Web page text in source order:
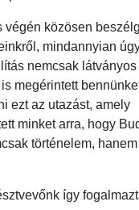
végén közösen
mindannyian
nemcsak
megérintett
ezt az utazást, amely
minket arra, hogy
történelem,
így